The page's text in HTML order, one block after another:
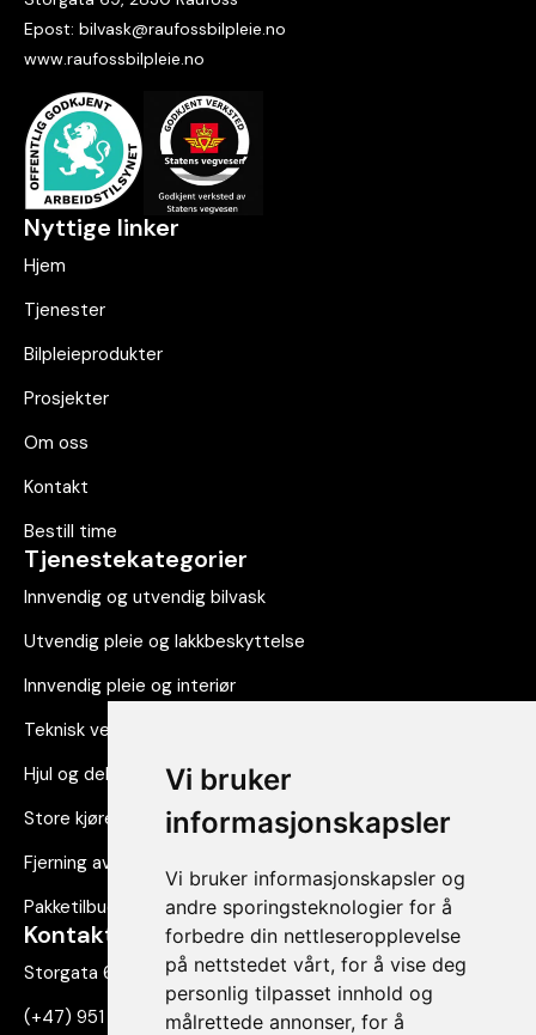
Vi bruker
informasjonskapsler
Vi bruker informasjonskapsler og
andre sporingsteknologier for å
forbedre din nettleseropplevelse
på nettstedet vårt, for å vise deg
personlig tilpasset innhold og
målrettede annonser, for å
Epost: bilvask@raufossbilpleie.no
www.raufossbilpleie.no
Nyttige linker
Hjem
Tjenester
Bilpleieprodukter
Prosjekter
Om oss
Kontakt
Bestill time
Tjenestekategorier
Innvendig og utvendig bilvask
Utvendig pleie og lakkbeskyttelse
Innvendig pleie og interiør
Teknisk vedlikehold
Hjul og dekk
Store kjøretøy
Fjerning av dekor og folie
Pakketilbud
Kontakt oss
Storgata 69, 2830 Raufoss
(+47) 951 71 293